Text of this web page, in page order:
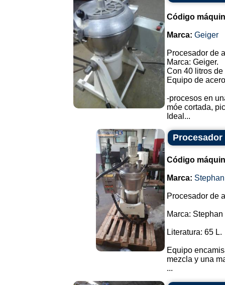
Código
Marca: Geiger
Procesador de
Marca: Geiger.
Con 40 litros
Equipo de
-procesos en
móe cortada,
Ideal...
Código
Marca: Stephan
Procesador de
Marca:
Literatura: 65 L.
Equipo
mezcla y una
...